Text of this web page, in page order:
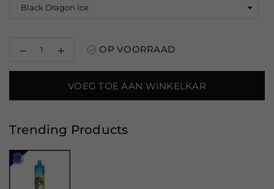
Decrease
for
40000
Increase
for
RandM
Tornado
40000
OP VOORRAAD
VOEG TOE AAN WINKELKAR
Trending Products